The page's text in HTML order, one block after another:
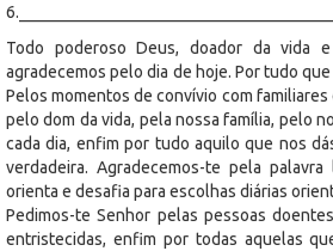
Todo poderoso Deus, doador da vida
agradecemos pelo dia de hoje. Por tudo
Pelos momentos de convívio com
pelo dom da vida, pela nossa família, pelo
cada dia, enfim por tudo aquilo que nos
verdadeira. Agradecemos-te pela
orienta e desafia para escolhas diárias
Pedimos-te Senhor pelas pessoas
entristecidas, enfim por todas aquelas